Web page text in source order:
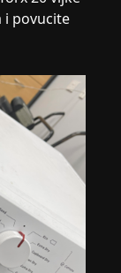
i povucite